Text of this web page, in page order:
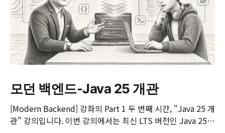
모던 백엔드-Java 25 개관
[Modern Backend] 강좌의 Part 1 두 번째 시간, "Java 25 개
관" 강의입니다. 이번 강의에서는 최신 LTS 버전인 Java 25의